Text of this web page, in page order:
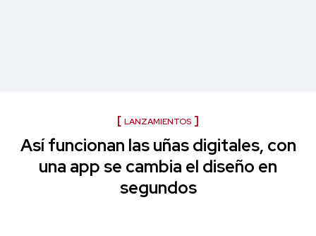
LANZAMIENTOS
Así funcionan las uñas digitales, con
una app se cambia el diseño en
segundos